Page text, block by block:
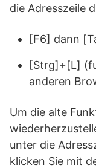
die Adresszeile
[F6] dann
[Strg]+[L]
anderen
Um die alte
unter die
klicken Sie mit